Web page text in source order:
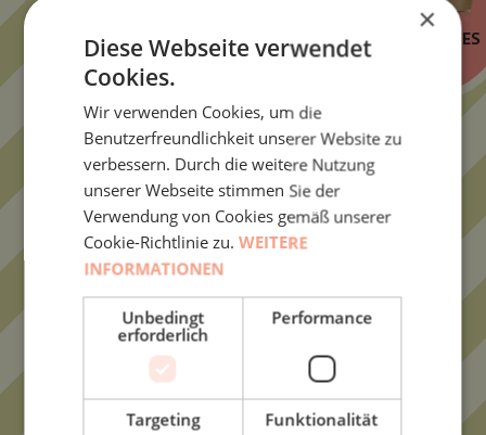
KREATION DES
KRÄUTERBONBONS
×
Diese Webseite verwendet
Cookies.
Wir verwenden Cookies, um die
Benutzerfreundlichkeit unserer Website zu
verbessern. Durch die weitere Nutzung
unserer Webseite stimmen Sie der
Verwendung von Cookies gemäß unserer
Cookie-Richtlinie zu.WEITERE
INFORMATIONEN
Unbedingt
erforderlich
Performance
Targeting Funktionalität